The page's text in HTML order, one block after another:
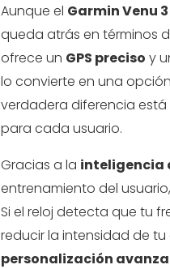
Aunque el Garmin Venu 3
queda atrás en términos
ofrece un GPS preciso y
lo convierte en una
verdadera diferencia
para cada usuario.
Gracias a la inteligencia
entrenamiento del
Si el reloj detecta que tu
reducir la intensidad de
personalización